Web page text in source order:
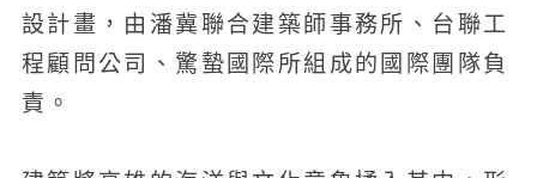
設計畫，由潘冀聯合建築師事務所、台聯工
程顧問公司、驚蟄國際所組成的國際團隊負
責。